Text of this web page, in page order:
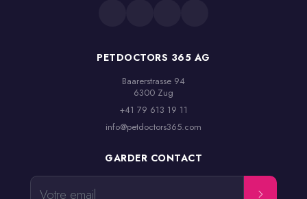
PETDOCTORS 365 AG
Baarerstrasse 94
6300 Zug
+41 79 613 19 11
info@petdoctors365.com
GARDER CONTACT
Votre email